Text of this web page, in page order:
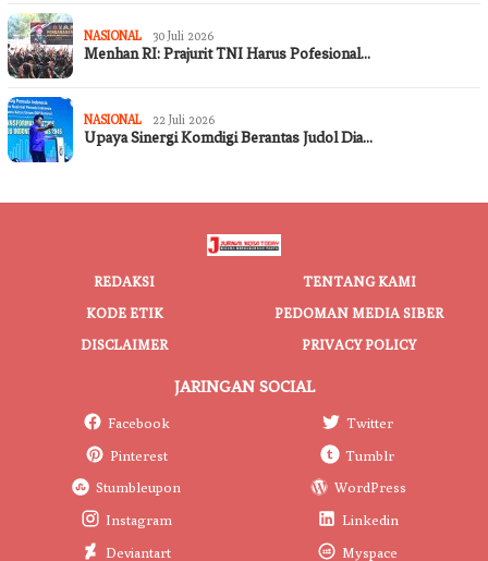
NASIONAL 30 Juli 2026
Menhan RI: Prajurit TNI Harus Pofesional…
NASIONAL 22 Juli 2026
Upaya Sinergi Komdigi Berantas Judol Dia…
REDAKSI
TENTANG KAMI
KODE ETIK
PEDOMAN MEDIA SIBER
DISCLAIMER
PRIVACY POLICY
JARINGAN SOCIAL
Facebook
Twitter
Pinterest
Tumblr
Stumbleupon
WordPress
Instagram
Linkedin
Deviantart
Myspace